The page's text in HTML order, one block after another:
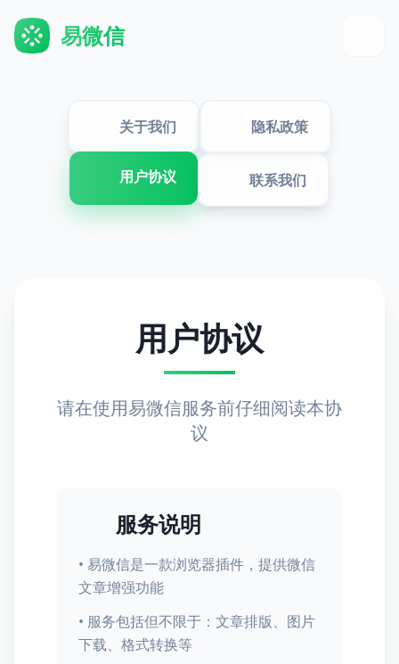
易微信
关于我们 隐私政策
用户协议 联系我们
用户协议
请在使用易微信服务前仔细阅读本协
议
服务说明
• 易微信是一款浏览器插件，提供微信
文章增强功能
• 服务包括但不限于：文章排版、图片
下载、格式转换等